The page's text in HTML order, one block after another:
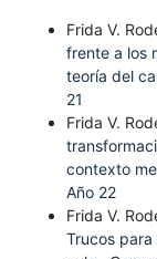
Frida V.
frente a los
teoría del
21
Frida V.
contexto
Año 22
Frida V.
Trucos